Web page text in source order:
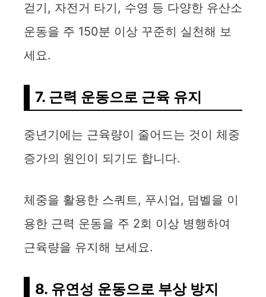
걷기, 자전거 타기, 수영 등 다양한 유산소
운동을 주 150분 이상 꾸준히 실천해 보
세요.
7. 근력 운동으로 근육 유지
중년기에는 근육량이 줄어드는 것이 체중
증가의 원인이 되기도 합니다.
체중을 활용한 스쿼트, 푸시업, 덤벨을 이
용한 근력 운동을 주 2회 이상 병행하여
근육량을 유지해 보세요.
8. 유연성 운동으로 부상 방지